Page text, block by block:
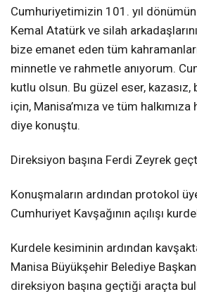
Cumhuriyetimizin 101. yıl
Kemal Atatürk ve silah
bize emanet eden tüm
minnetle ve rahmetle anıyorum.
kutlu olsun. Bu güzel eser, kazasız,
için, Manisa’mıza ve tüm halkımıza
diye konuştu.
Direksiyon başına Ferdi Zeyrek
Konuşmaların ardından protokol
Cumhuriyet Kavşağının açılışı
Kurdele kesiminin ardından
Manisa Büyükşehir Belediye
direksiyon başına geçtiği araçta